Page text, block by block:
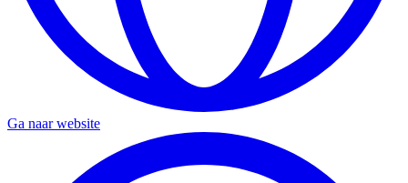
Ga naar website